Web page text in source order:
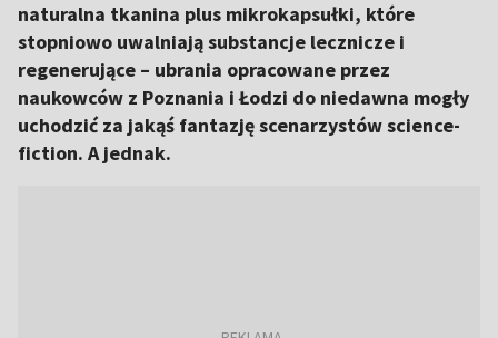
naturalna tkanina plus mikrokapsułki, które
stopniowo uwalniają substancje lecznicze i
regenerujące – ubrania opracowane przez
naukowców z Poznania i Łodzi do niedawna mogły
uchodzić za jakąś fantazję scenarzystów science-
fiction. A jednak.